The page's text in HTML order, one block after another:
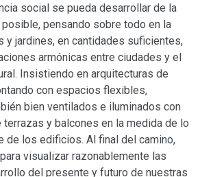
social se pueda desarrollar de la
pensando sobre todo en la
y jardines, en cantidades suficientes,
armónicas entre ciudades y el
Insistiendo en arquitecturas de
con espacios flexibles,
bien ventilados e iluminados con
terrazas y balcones en la medida de lo
de los edificios. Al final del camino,
visualizar razonablemente las
del presente y futuro de nuestras